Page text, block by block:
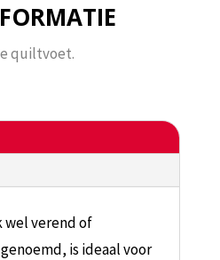
quiltvoet.
verend of
is ideaal voor